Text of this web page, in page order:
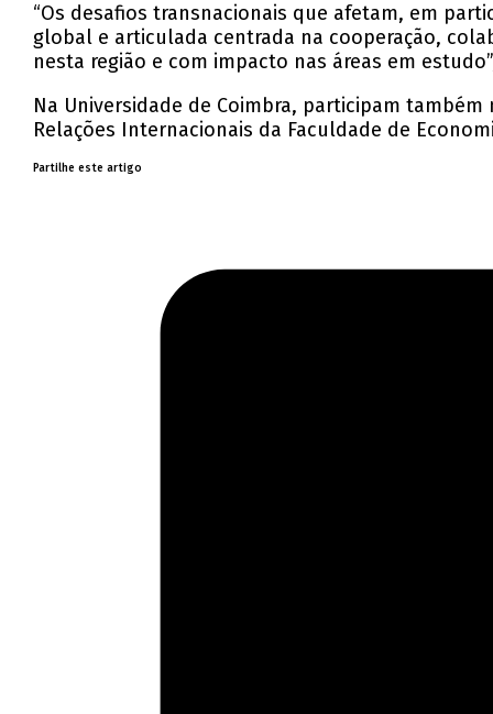
“Os desafios transnacionais que afetam, em
global e articulada centrada na cooperação,
nesta região e com impacto nas áreas em
Na Universidade de Coimbra, participam
Relações Internacionais da Faculdade de
Partilhe este artigo